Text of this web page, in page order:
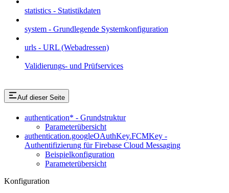
statistics - Statistikdaten
system - Grundlegende Systemkonfiguration
urls - URL (Webadressen)
Validierungs- und Prüfservices
Auf dieser Seite
authentication* - Grundstruktur
Parameterübersicht
authentication.googleOAuthKey.FCMKey -
Authentifizierung für Firebase Cloud Messaging
Beispielkonfiguration
Parameterübersicht
Konfiguration